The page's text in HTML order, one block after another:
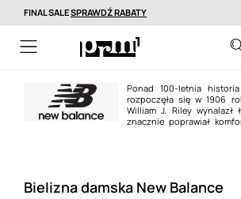
Dostawa nawet w 24h >
FINAL SALESPRAWDŹ RABATY
Ponad 100-letnia
rozpoczęła się w 1906
William J. Riley wynalazł
znacznie poprawiał
Bielizna damska New Balance